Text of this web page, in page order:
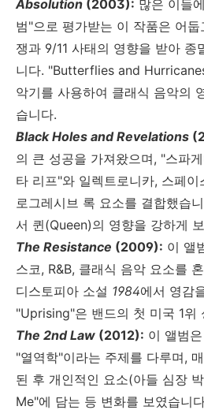
Absolution (2003): 많은 이들
범"으로 평가받는 이 작품은 어둡
쟁과 9/11 사태의 영향을 받아 종
니다. "Butterflies and
악기를 사용하여 클래식 음악의
습니다.
Black Holes and Revelations
의 큰 성공을 가져왔으며, "스파
타 리프"와 일렉트로니카, 스페이
로그레시브 록 요소를 결합했습
서 퀸(Queen)의 영향을 강하게
The Resistance (2009): 이 앨
스코, R&B, 클래식 음악 요소를
디스토피아 소설 1984에서 영감
"Uprising"은 밴드의 첫 미국 1위
The 2nd Law (2012): 이 앨범은
"열역학"이라는 주제를 다루며,
된 후 개인적인 요소(아들 심장
Me"에 담는 등 변화를 보였습니